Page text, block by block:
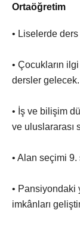
Ortaöğretim
• Liselerde
• Çocukların
dersler gelecek.
• İş ve bilişim
ve uluslararası
• Alan seçimi 9.
• Pansiyondaki
imkânları